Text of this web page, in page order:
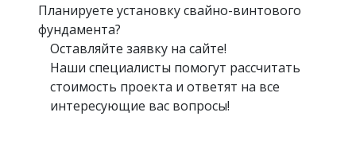
Планируете установку свайно-винтового
фундамента?
Оставляйте заявку на сайте!
Наши специалисты помогут рассчитать
стоимость проекта и ответят на все
интересующие вас вопросы!